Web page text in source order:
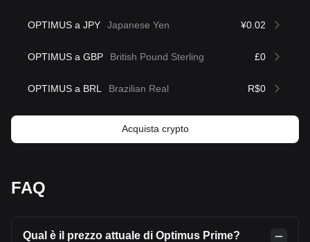
OPTIMUS a JPY Japanese Yen ¥0.02
OPTIMUS a GBP British Pound Sterling £0
OPTIMUS a BRL Brazilian Real R$0
Acquista crypto
FAQ
Qual è il prezzo attuale di Optimus Prime?